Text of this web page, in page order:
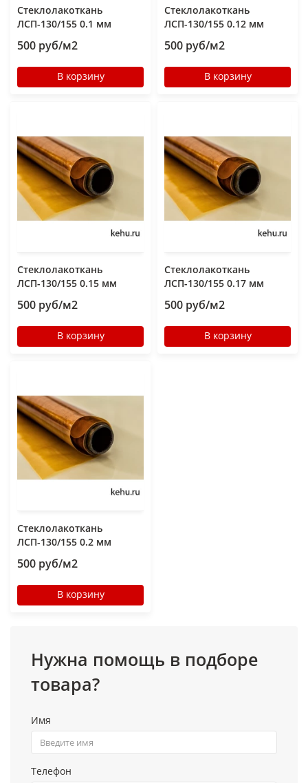
Стеклолакоткань
ЛСП-130/155 0.1 мм
500 руб/м2
В корзину
Стеклолакоткань
ЛСП-130/155 0.12 мм
500 руб/м2
В корзину
Стеклолакоткань
ЛСП-130/155 0.15 мм
500 руб/м2
В корзину
Стеклолакоткань
ЛСП-130/155 0.17 мм
500 руб/м2
В корзину
Стеклолакоткань
ЛСП-130/155 0.2 мм
500 руб/м2
В корзину
Нужна помощь в подборе
товара?
Имя
Телефон